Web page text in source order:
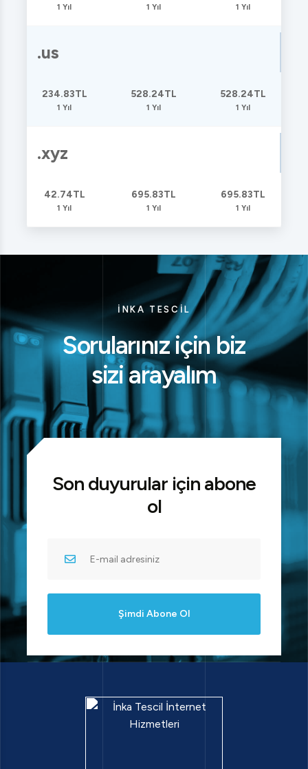
1 Yıl 1 Yıl 1 Yıl
.us
234.83TL
1 Yıl
528.24TL
1 Yıl
528.24TL
1 Yıl
.xyz
42.74TL
1 Yıl
695.83TL
1 Yıl
695.83TL
1 Yıl
İNKA TESCİL
Sorularınız için biz
sizi arayalım
Son duyurular için abone
ol